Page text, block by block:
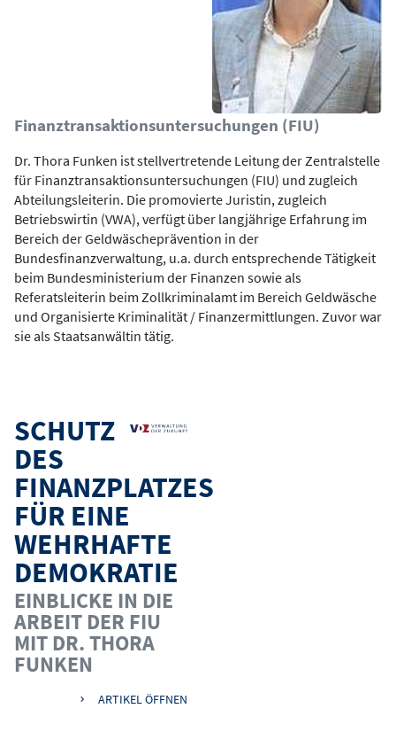
Finanztransaktionsuntersuchungen (FIU)
Dr. Thora Funken ist stellvertretende Leitung der Zentralstelle
für Finanztransaktionsuntersuchungen (FIU) und zugleich
Abteilungsleiterin. Die promovierte Juristin, zugleich
Betriebswirtin (VWA), verfügt über langjährige Erfahrung im
Bereich der Geldwäscheprävention in der
Bundesfinanzverwaltung, u.a. durch entsprechende Tätigkeit
beim Bundesministerium der Finanzen sowie als
Referatsleiterin beim Zollkriminalamt im Bereich Geldwäsche
und Organisierte Kriminalität / Finanzermittlungen. Zuvor war
sie als Staatsanwältin tätig.
SCHUTZ
DES
FINANZPLATZES
FÜR EINE
WEHRHAFTE
DEMOKRATIE
EINBLICKE IN DIE
ARBEIT DER FIU
MIT DR. THORA
FUNKEN
ARTIKEL ÖFFNEN